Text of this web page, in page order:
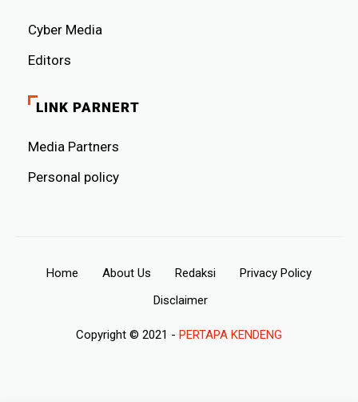
Cyber ​​Media
Editors
LINK PARNERT
Media Partners
Personal policy
Home About Us Redaksi
Privacy Policy
Disclaimer
Copyright © 2021 - PERTAPA KENDENG